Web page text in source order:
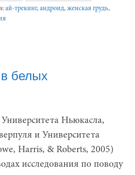
ай-трекинг, андроид, женская грудь,
белых
Ньюкасла,
и Университета
Harris, & Roberts, 2005)
исследования по поводу